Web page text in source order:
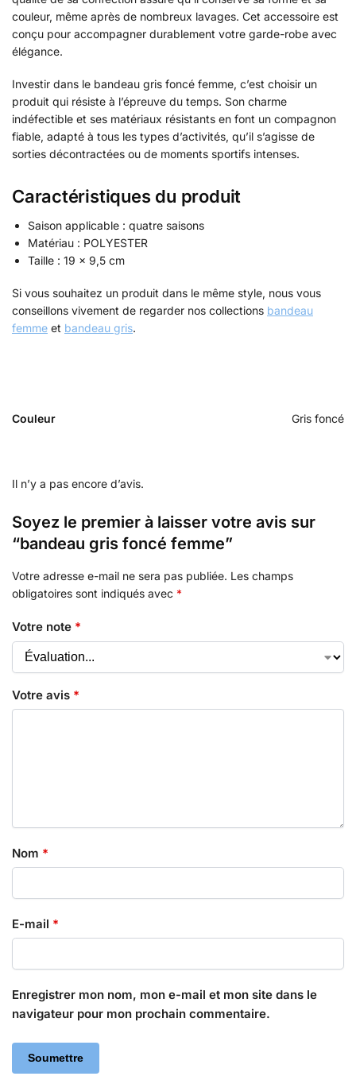
couleur, même après de nombreux lavages. Cet accessoire est
conçu pour accompagner durablement votre garde-robe avec
élégance.
Investir dans le bandeau gris foncé femme, c’est choisir un
produit qui résiste à l’épreuve du temps. Son charme
indéfectible et ses matériaux résistants en font un compagnon
fiable, adapté à tous les types d’activités, qu’il s’agisse de
sorties décontractées ou de moments sportifs intenses.
Caractéristiques du produit
Saison applicable : quatre saisons
Matériau : POLYESTER
Taille : 19 × 9,5 cm
Si vous souhaitez un produit dans le même style, nous vous
conseillons vivement de regarder nos collections bandeau
femme et bandeau gris.
Couleur Gris foncé
Il n’y a pas encore d’avis.
Soyez le premier à laisser votre avis sur
“bandeau gris foncé femme”
Votre adresse e-mail ne sera pas publiée. Les champs
obligatoires sont indiqués avec *
Votre note *
Votre avis *
Nom *
E-mail *
Enregistrer mon nom, mon e-mail et mon site dans le
navigateur pour mon prochain commentaire.